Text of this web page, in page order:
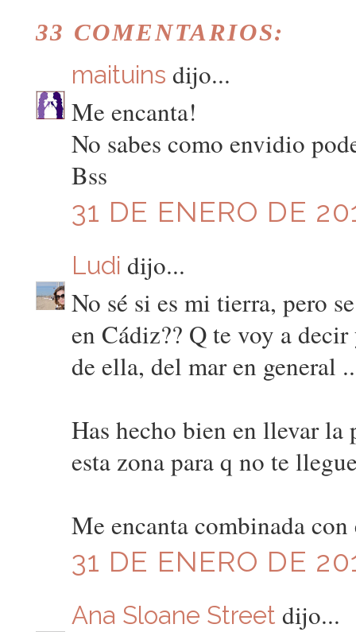
33 COMENTARIOS:
maituins dijo...
Me encanta!
No sabes como envidio
Bss
31 DE ENERO DE
Ludi dijo...
No sé si es mi tierra, pero
en Cádiz?? Q te voy a
de ella, del mar en general
Has hecho bien en llevar la
esta zona para q no te
Me encanta combinada
31 DE ENERO DE
Ana Sloane Street dijo...